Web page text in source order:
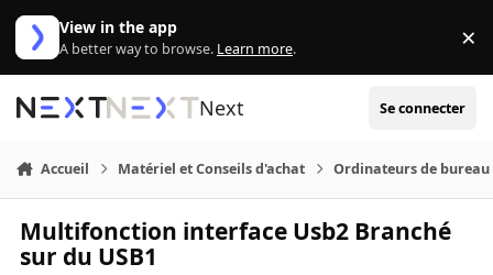
Aller au contenu
View in the app
A better way to browse. Learn more. ×
Next Se connecter
Accueil Matériel et Conseils d'achat Ordinateurs de bureau
Multifonction interface Usb2 Branché
sur du USB1